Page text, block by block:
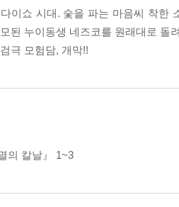
이쇼 시대. 숯을 파는 마음씨 착한
된 누이동생 네즈코를 원래대로 돌
극 모험담, 개막!!
의 칼날』 1~3